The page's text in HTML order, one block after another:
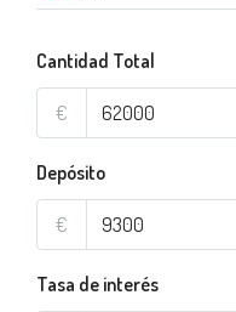
Cantidad Total
€
Depósito
€
Tasa de interés